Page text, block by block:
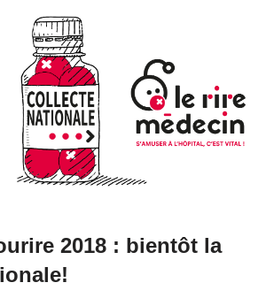
2018 : bientôt la